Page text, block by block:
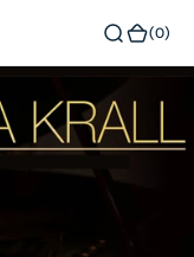
(0)